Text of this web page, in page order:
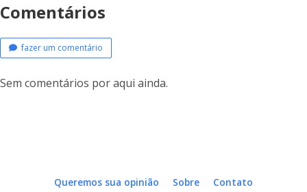
Comentários
fazer um comentário
Sem comentários por aqui ainda.
Queremos sua opinião Sobre Contato